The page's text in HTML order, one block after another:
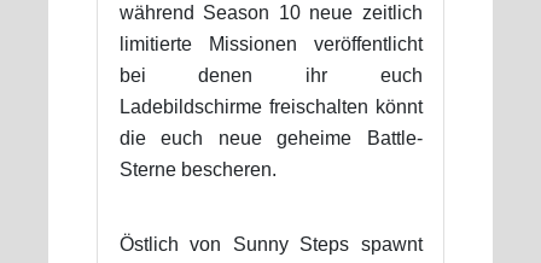
während Season 10 neue zeitlich
limitierte Missionen veröffentlicht
bei denen ihr euch
Ladebildschirme freischalten könnt
die euch neue geheime Battle-
Sterne bescheren.
Östlich von Sunny Steps spawnt